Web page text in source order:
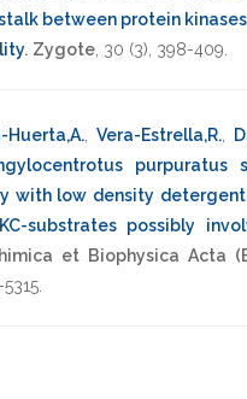
between protein
. Zygote 30 (3), 398-409
Huerta,A. Vera-Estrella,R.
purpuratus
with low density
substrates possibly
et Biophysica Acta